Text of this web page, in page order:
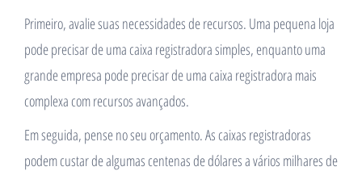
Primeiro, avalie suas necessidades de recursos. Uma pequena loja
pode precisar de uma caixa registradora simples, enquanto uma
grande empresa pode precisar de uma caixa registradora mais
complexa com recursos avançados.
Em seguida, pense no seu orçamento. As caixas registradoras
podem custar de algumas centenas de dólares a vários milhares de